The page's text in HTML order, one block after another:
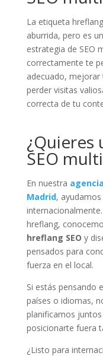
La etiqueta
aburrida, pero es
estrategia de SEO
correctamente te
adecuado, mejorar
perder visitas
correcta de tu
¿Quieres
SEO
En nuestra
Madrid,
hreflang,
hreflang SEO y
pensados para
fuerza en el local.
Si estás pensando
países o idiomas,
planificamos
posicionarte fuera
¿Listo para